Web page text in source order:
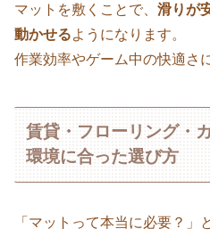
マットを敷くことで、 滑りが
動かせるようになります。
作業効率やゲーム中の快適さ
賃貸・フローリング・
環境に合った選び方
「マットって本当に必要？